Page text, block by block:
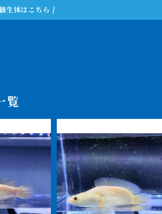
生体はこちら /
覧